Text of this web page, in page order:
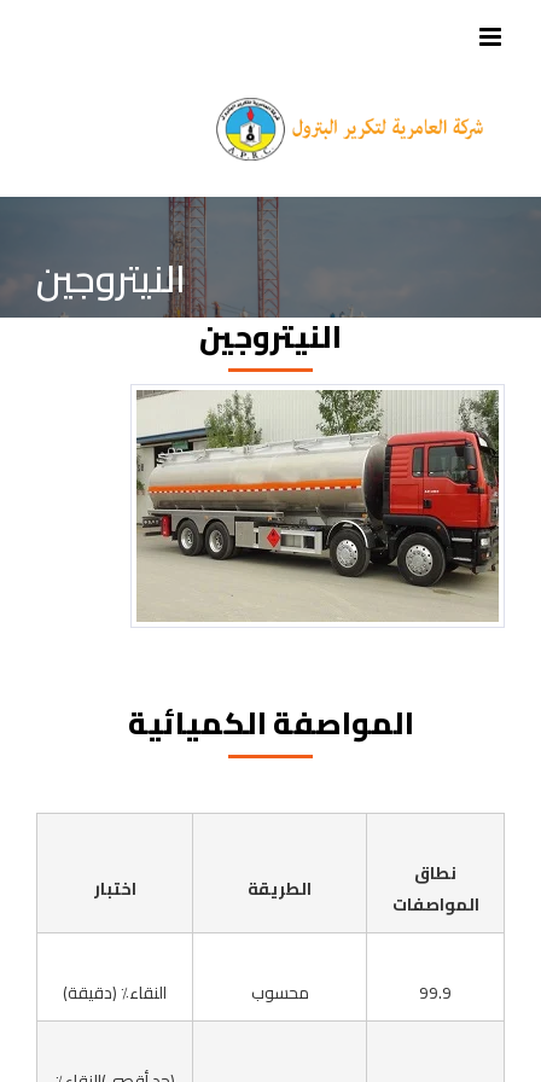
النيتروجين
النيتروجين
المواصفة الكميائية
نطاق
المواصفات
الطريقة اختبار
99.9 محسوب النقاء٪ (دقيقة)